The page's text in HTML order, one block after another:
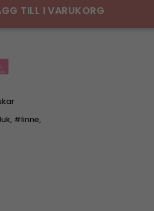
TILL I VARUKORG
, #linne,